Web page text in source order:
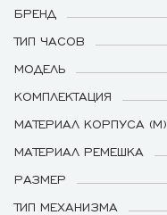
БРЕНД
ТИП ЧАСОВ
МОДЕЛЬ
КОМПЛЕКТАЦИЯ
МАТЕРИАЛ КОРПУСА (М)
МАТЕРИАЛ РЕМЕШКА
РАЗМЕР
ТИП МЕХАНИЗМА